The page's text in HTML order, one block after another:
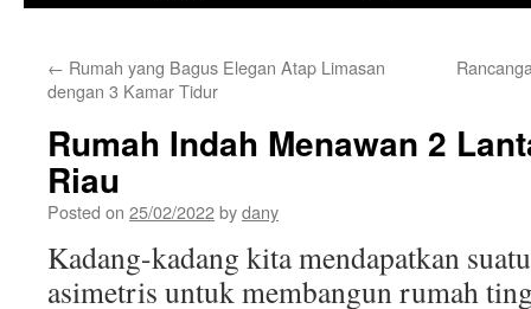
← Rumah yang Bagus Elegan Atap Limasan
dengan 3 Kamar Tidur
Rumah Indah Menawan 2
Riau
Posted on 25/02/2022bydany
Kadang-kadang kita mendapatkan
asimetris untuk membangun rumah